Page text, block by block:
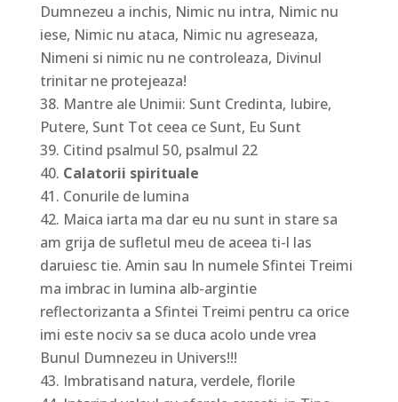
Dumnezeu a inchis, Nimic nu intra, Nimic nu
iese, Nimic nu ataca, Nimic nu agreseaza,
Nimeni si nimic nu ne controleaza, Divinul
trinitar ne protejeaza!
Mantre ale Unimii: Sunt Credinta, Iubire,
Putere, Sunt Tot ceea ce Sunt, Eu Sunt
Citind psalmul 50, psalmul 22
Calatorii spirituale
Conurile de lumina
Maica iarta ma dar eu nu sunt in stare sa
am grija de sufletul meu de aceea ti-l las
daruiesc tie. Amin sau In numele Sfintei Treimi
ma imbrac in lumina alb-argintie
reflectorizanta a Sfintei Treimi pentru ca orice
imi este nociv sa se duca acolo unde vrea
Bunul Dumnezeu in Univers!!!
Imbratisand natura, verdele, florile